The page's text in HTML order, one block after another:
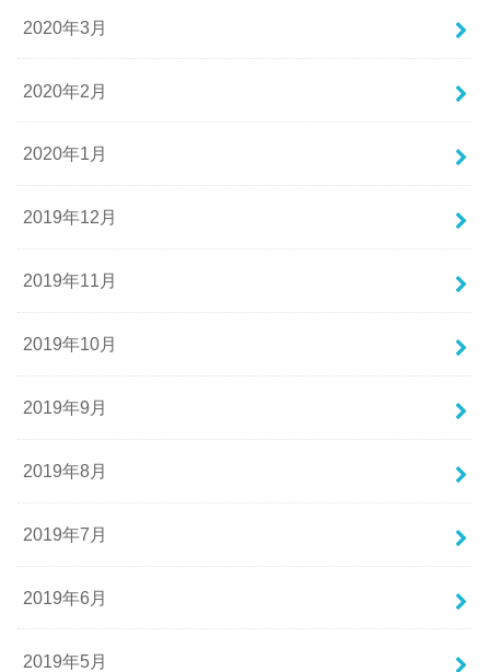
2020年3月
2020年2月
2020年1月
2019年12月
2019年11月
2019年10月
2019年9月
2019年8月
2019年7月
2019年6月
2019年5月